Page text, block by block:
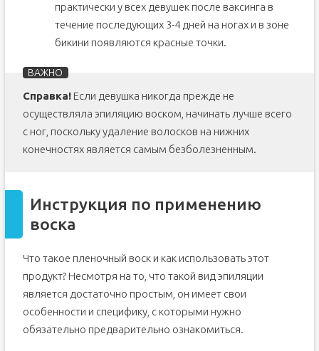
практически у всех девушек после ваксинга в
течение последующих 3-4 дней на ногах и в зоне
бикини появляются красные точки.
Справка!Если девушка никогда прежде не
осуществляла эпиляцию воском, начинать лучше всего
с ног, поскольку удаление волосков на нижних
конечностях является самым безболезненным.
Инструкция по применению
воска
Что такое пленочный воск и как использовать этот
продукт? Несмотря на то, что такой вид эпиляции
является достаточно простым, он имеет свои
особенности и специфику, с которыми нужно
обязательно предварительно ознакомиться.